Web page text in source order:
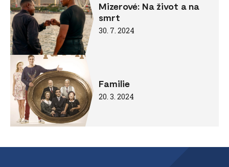
Mizerové: Na život a na
smrt
30. 7. 2024
Familie
20. 3. 2024